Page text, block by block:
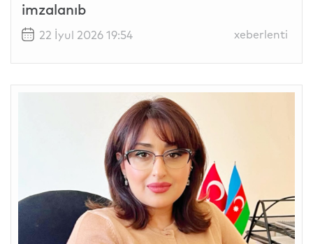
imzalanıb
22 İyul 2026 19:54 xeberlenti